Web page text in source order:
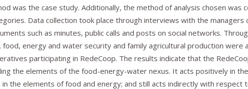
was the case study. Additionally, the method of analysis chosen was
Data collection took place through interviews with the managers
such as minutes, public calls and posts on social networks.
energy and water security and family agricultural production were
participating in RedeCoop. The results indicate that the
the elements of the food-energy-water nexus. It acts positively in
the elements of food and energy; and still acts indirectly with respect